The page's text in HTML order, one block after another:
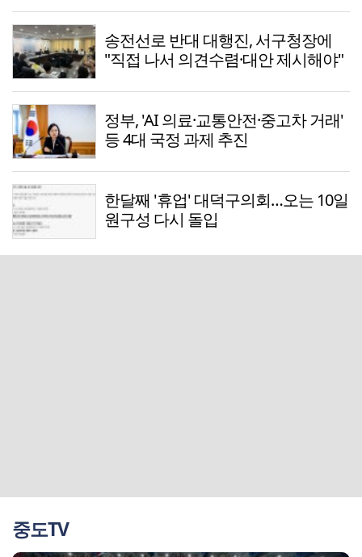
송전선로 반대 대행진, 서구청장에
"직접 나서 의견수렴·대안 제시해야"
정부, 'AI 의료·교통안전·중고차 거래'
등 4대 국정 과제 추진
한달째 '휴업' 대덕구의회…오는 10일
원구성 다시 돌입
중도TV